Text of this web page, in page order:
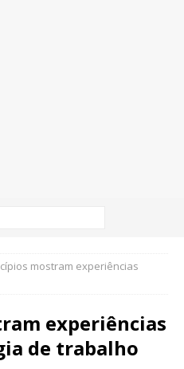
mostram experiências
experiências
de trabalho